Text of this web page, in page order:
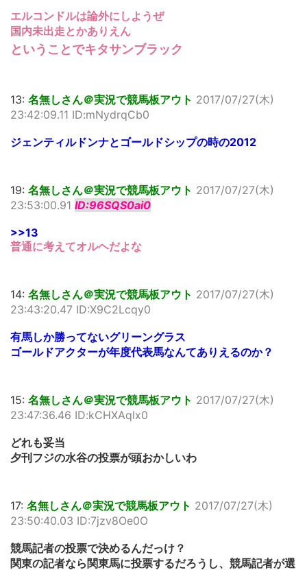
エルコンドルは論外にしようぜ
国内未出走とかありえん
ということでキタサンブラック
13: 名無しさん＠実況で競馬板アウト 2017/07/27(木)
23:42:09.11 ID:mNydrqCb0
ジェンティルドンナとゴールドシップの時の2012
19: 名無しさん＠実況で競馬板アウト 2017/07/27(木)
23:53:00.91 ID:96SQS0ai0
>>13
普通に考えてオルヘだよな
14: 名無しさん＠実況で競馬板アウト 2017/07/27(木)
23:43:20.47 ID:X9C2Lcqy0
有馬しか勝ってないグリーングラス
ゴールドアクターが年度代表馬なんてありえるのか？
15: 名無しさん＠実況で競馬板アウト 2017/07/27(木)
23:47:36.46 ID:kCHXAqlx0
どれも妥当
夕刊フジの水谷の投票が頭おかしいわ
17: 名無しさん＠実況で競馬板アウト 2017/07/27(木)
23:50:40.03 ID:7jzv8Oe0O
競馬記者の投票で決めるんだっけ？
関東の記者なら関東馬に投票するだろうし、競馬記者が選